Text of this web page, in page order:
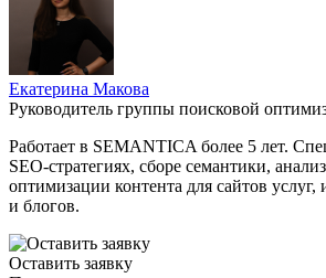
Екатерина Макова
Руководитель группы поисковой
Работает в SEMANTICA более 5 лет.
SEO-стратегиях, сборе семантики,
оптимизации контента для сайтов услуг,
и блогов.
Оставить заявку